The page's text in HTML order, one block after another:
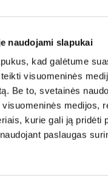
naudojami slapukai
kad galėtume
visuomeninės
Be to, svetainės
visuomeninės medijos,
kurie gali ją pridėti
paslaugas
registruotiems vartotojams.
Rašyti užklausą
parduotuvę
694 91387